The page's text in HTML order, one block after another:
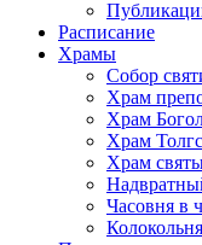
Расписание
Храмы
Собор
Храм
Храм
Храм
Храм
Часовня в